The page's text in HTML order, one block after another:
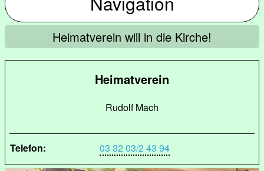
Heimatverein will in die Kirche!
Heimatverein
Rudolf Mach
Telefon: 03 32 03/2 43 94